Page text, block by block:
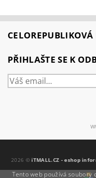
PŘIHLAŠTE SE K
2026 ©iTMALL.CZ - eshop
Tento web používá soubory